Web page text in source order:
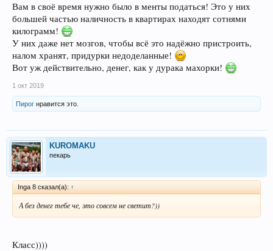
Вам в своё время нужно было в менты податься! Это у них
большей частью наличность в квартирах находят сотнями
килограмм!
У них даже нет мозгов, чтобы всё это надёжно пристроить,
налом хранят, придурки недоделанные!
Вот уж действительно, денег, как у дурака махорки!
1 окт 2019
Пирог нравится это.
KUROMAKU
пекарь
Inga 8 сказал(а): ↑
А без денег тебе че, это совсем не светит?))
Класс))))